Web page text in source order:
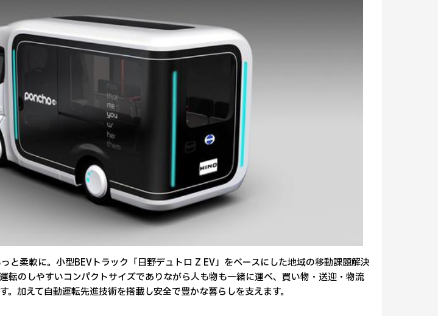
と柔軟に。小型BEVトラック「日野デュトロ Z EV」をベースにした地域の移動課題解決
転のしやすいコンパクトサイズでありながら人も物も一緒に運べ、買い物・送迎・物流
。加えて自動運転先進技術を搭載し安全で豊かな暮らしを支えます。